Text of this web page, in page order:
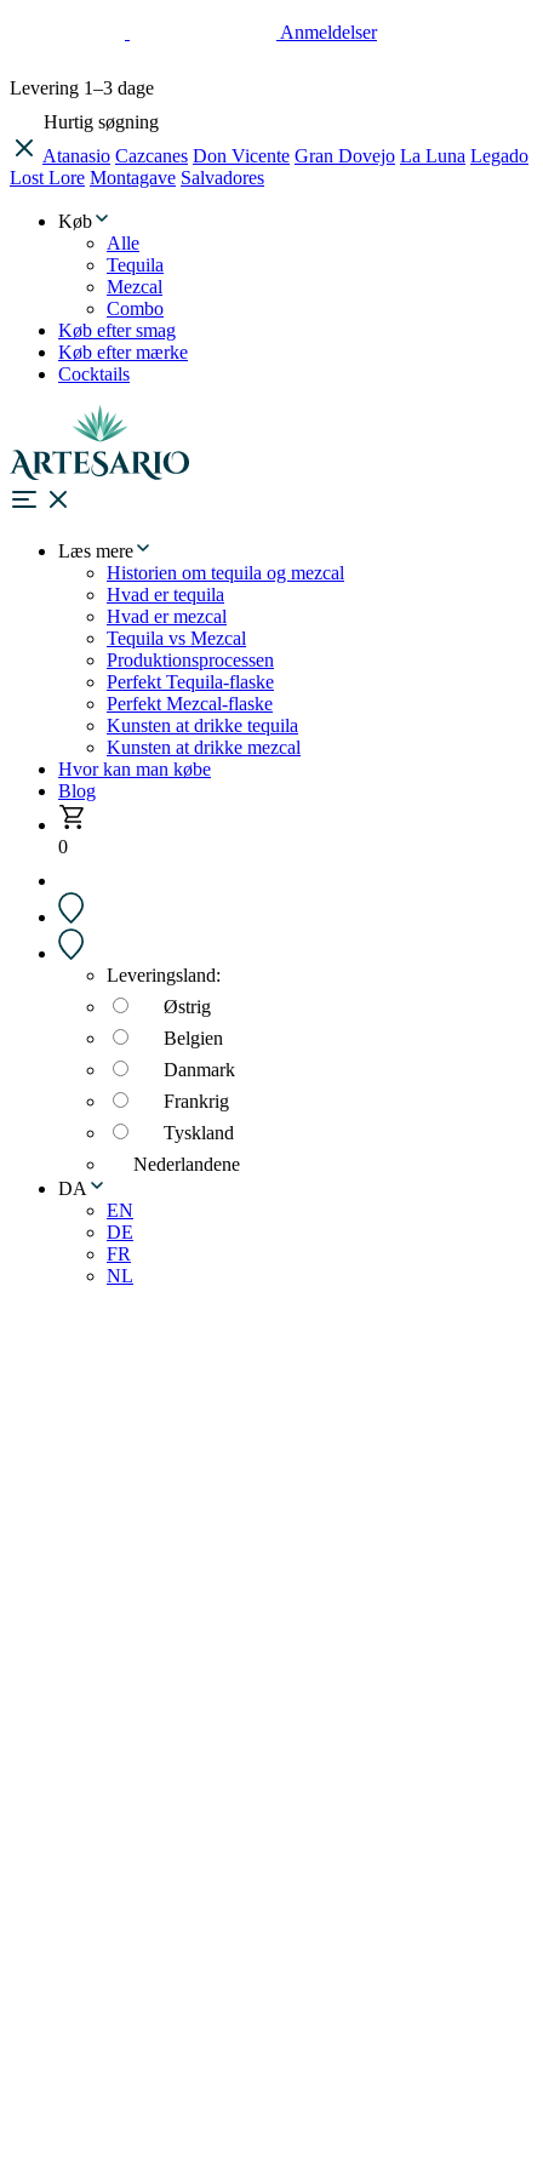
Anmeldelser
Levering 1–3 dage
Hurtig søgning
Atanasio Cazcanes Don Vicente Gran Dovejo La Luna Legado
Lost Lore Montagave Salvadores
Køb
Alle
Tequila
Mezcal
Combo
Køb efter smag
Køb efter mærke
Cocktails
Læs mere
Historien om tequila og mezcal
Hvad er tequila
Hvad er mezcal
Tequila vs Mezcal
Produktionsprocessen
Perfekt Tequila-flaske
Perfekt Mezcal-flaske
Kunsten at drikke tequila
Kunsten at drikke mezcal
Hvor kan man købe
Blog
0
Leveringsland:
Østrig
Belgien
Danmark
Frankrig
Tyskland
Nederlandene
DA
EN
DE
FR
NL